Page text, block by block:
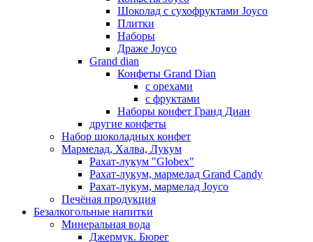
Шоколад с сухофруктами Joyco
Плитки
Наборы
Драже Joyco
Grand dian
Конфеты Grand Dian
с орехами
с фруктами
Наборы конфет Гранд Диан
другие конфеты
Набор шоколадных конфет
Мармелад, Халва, Лукум
Рахат-лукум "Globex"
Рахат-лукум, мармелад Grand Candy
Рахат-лукум, мармелад Joyco
Печёная продукция
Безалкогольные напитки
Минеральная вода
Джермук. Бюрег